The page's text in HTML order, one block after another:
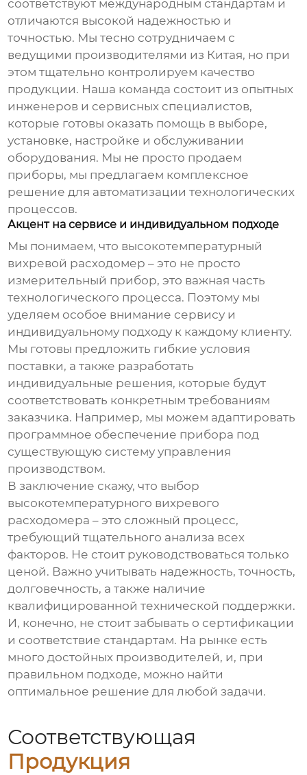
соответствуют международным стандартам и
отличаются высокой надежностью и
точностью. Мы тесно сотрудничаем с
ведущими производителями из Китая, но при
этом тщательно контролируем качество
продукции. Наша команда состоит из опытных
инженеров и сервисных специалистов,
которые готовы оказать помощь в выборе,
установке, настройке и обслуживании
оборудования. Мы не просто продаем
приборы, мы предлагаем комплексное
решение для автоматизации технологических
процессов.
Акцент на сервисе и индивидуальном подходе
Мы понимаем, что высокотемпературный
вихревой расходомер – это не просто
измерительный прибор, это важная часть
технологического процесса. Поэтому мы
уделяем особое внимание сервису и
индивидуальному подходу к каждому клиенту.
Мы готовы предложить гибкие условия
поставки, а также разработать
индивидуальные решения, которые будут
соответствовать конкретным требованиям
заказчика. Например, мы можем адаптировать
программное обеспечение прибора под
существующую систему управления
производством.
В заключение скажу, что выбор
высокотемпературного вихревого
расходомера – это сложный процесс,
требующий тщательного анализа всех
факторов. Не стоит руководствоваться только
ценой. Важно учитывать надежность, точность,
долговечность, а также наличие
квалифицированной технической поддержки.
И, конечно, не стоит забывать о сертификации
и соответствие стандартам. На рынке есть
много достойных производителей, и, при
правильном подходе, можно найти
оптимальное решение для любой задачи.
Соответствующая
Продукция